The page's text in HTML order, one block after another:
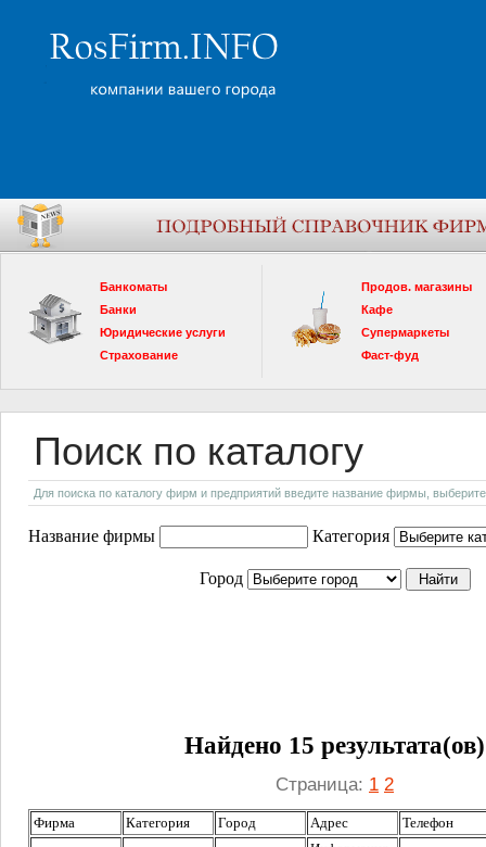
Банкоматы
Банки
Юридические услуги
Страхование
Продов. магазины
Кафе
Супермаркеты
Фаст-фуд
Поиск по каталогу
Для поиска по каталогу фирм и предприятий введите название фирмы, выберите
Название фирмы Категория
Город
Найдено 15 результата(ов)
Страница: 1 2
Фирма Категория Город Адрес Телефон